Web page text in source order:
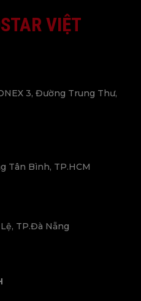
VIỆT
3, Đường Trung Thư,
Tân Bình, TP.HCM
TP.Đà Nẵng